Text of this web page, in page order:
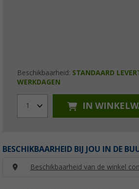
Beschikbaarheid: STANDAARD
WERKDAGEN
1 IN
BESCHIKBAARHEID BIJ JOU IN DE
Beschikbaarheid van de winkel